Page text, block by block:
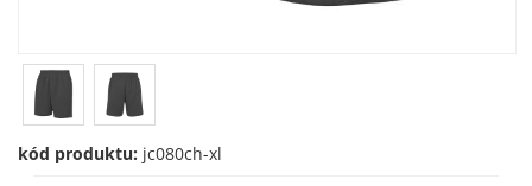
kód produktu: jc080ch-xl